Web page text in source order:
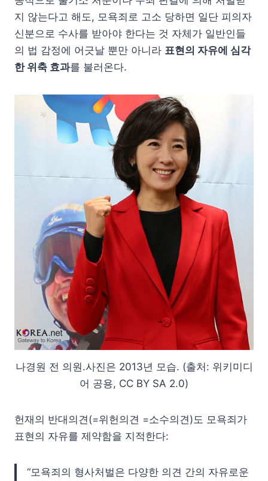
지 않는다고 해도, 모욕죄로 고소 당하면 일단 피의자
신분으로 수사를 받아야 한다는 것 자체가 일반인들
의 법 감정에 어긋날 뿐만 아니라 표현의 자유에 심각
한 위축 효과를 불러온다.
나경원 전 의원.사진은 2013년 모습. (출처: 위키미디
어 공용, CC BY SA 2.0)
헌재의 반대의견(=위헌의견 =소수의견)도 모욕죄가
표현의 자유를 제약함을 지적한다:
“모욕죄의 형사처벌은 다양한 의견 간의 자유로운